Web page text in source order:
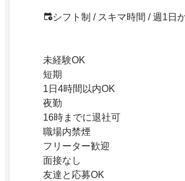
シフト制 / スキマ時間 / 週1日
未経験OK
短期
1日4時間以内OK
夜勤
16時までに退社可
職場内禁煙
フリーター歓迎
面接なし
友達と応募OK